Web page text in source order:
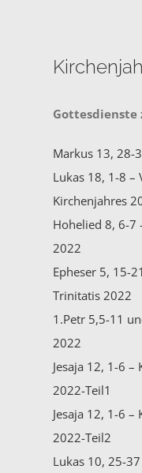
Gottesdienste
Markus 13, 28-
Lukas 18, 1-8 –
Kirchenjahres
Hohelied 8, 6-7
2022
Epheser 5, 15-
Trinitatis 2022
1.Petr 5,5-11
2022
Jesaja 12, 1-6
2022-Teil1
Jesaja 12, 1-6
2022-Teil2
Lukas 10, 25-